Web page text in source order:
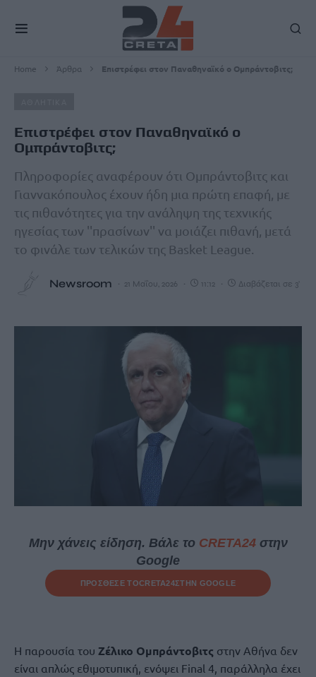
Home Άρθρα Eπιστρέφει στον Παναθηναϊκό ο Ομπράντοβιτς;
Eπιστρέφει στον Παναθηναϊκό ο
Ομπράντοβιτς;
Πληροφορίες αναφέρουν ότι Ομπράντοβιτς και
Γιαννακόπουλος έχουν ήδη μια πρώτη επαφή, με
τις πιθανότητες για την ανάληψη της τεχνικής
ηγεσίας των ''πρασίνων'' να μοιάζει πιθανή, μετά
το φινάλε των τελικών της Basket League.
Newsroom 21 Μαΐου, 2026 11:12 Διαβάζεται σε 3'
Μην χάνεις είδηση. Βάλε το CRETA24στην
Google
ΠΡΟΣΘΕΣΕ ΤΟCRETA24ΣΤΗΝ GOOGLE
Η παρουσία του Ζέλικο Ομπράντοβιτς στην Αθήνα δεν
είναι απλώς εθιμοτυπική, ενόψει Final 4, παράλληλα έχει